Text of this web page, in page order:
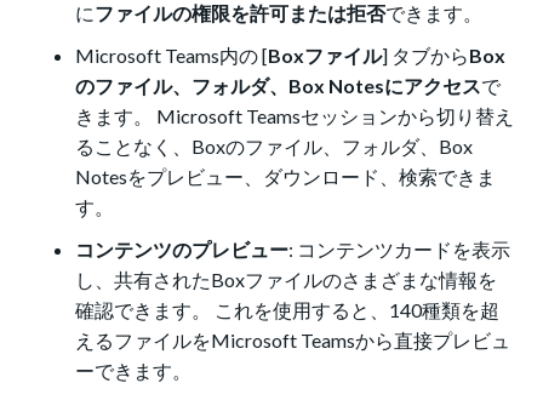
にファイルの権限を許可または拒否できます。
Microsoft Teams内の [Boxファイル] タブからBox
のファイル、フォルダ、Box Notesにアクセスで
きます。 Microsoft Teamsセッションから切り替え
ることなく、Boxのファイル、フォルダ、Box
Notesをプレビュー、ダウンロード、検索できま
す。
コンテンツのプレビュー: コンテンツカードを表示
し、共有されたBoxファイルのさまざまな情報を
確認できます。 これを使用すると、140種類を超
えるファイルをMicrosoft Teamsから直接プレビュ
ーできます。